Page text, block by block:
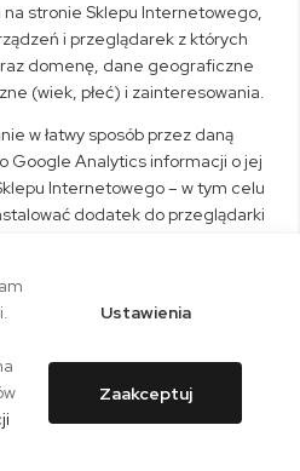
na stronie Sklepu Internetowego,
i przeglądarek z których
domenę, dane geograficzne
(wiek, płeć) i zainteresowania.
w łatwy sposób przez daną
Google Analytics informacji o jej
Internetowego – w tym celu
dodatek do przeglądarki
korzystania przez Administratora
usług reklamowych i
przez Google Ireland Ltd.,
pełna informacja o zasadach
odwiedzających Sklep
Ustawienia
Zaakceptuj